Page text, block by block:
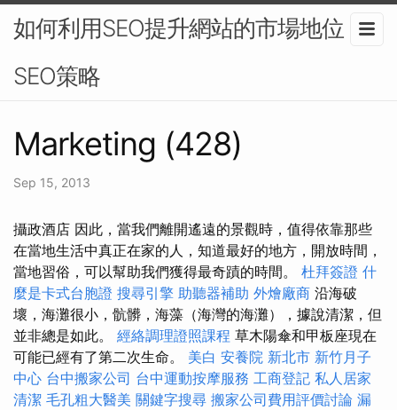
如何利用SEO提升網站的市場地位？-
SEO策略
Marketing (428)
Sep 15, 2013
攝政酒店 因此，當我們離開遙遠的景觀時，值得依靠那些
在當地生活中真正在家的人，知道最好的地方，開放時間，
當地習俗，可以幫助我們獲得最奇蹟的時間。 杜拜簽證 什
麼是卡式台胞證 搜尋引擎 助聽器補助 外燴廠商 沿海破
壞，海灘很小，骯髒，海藻（海灣的海灘），據說清潔，但
並非總是如此。 經絡調理證照課程 草木陽傘和甲板座現在
可能已經有了第二次生命。 美白 安養院 新北市 新竹月子
中心 台中搬家公司 台中運動按摩服務 工商登記 私人居家
清潔 毛孔粗大醫美 關鍵字搜尋 搬家公司費用評價討論 漏